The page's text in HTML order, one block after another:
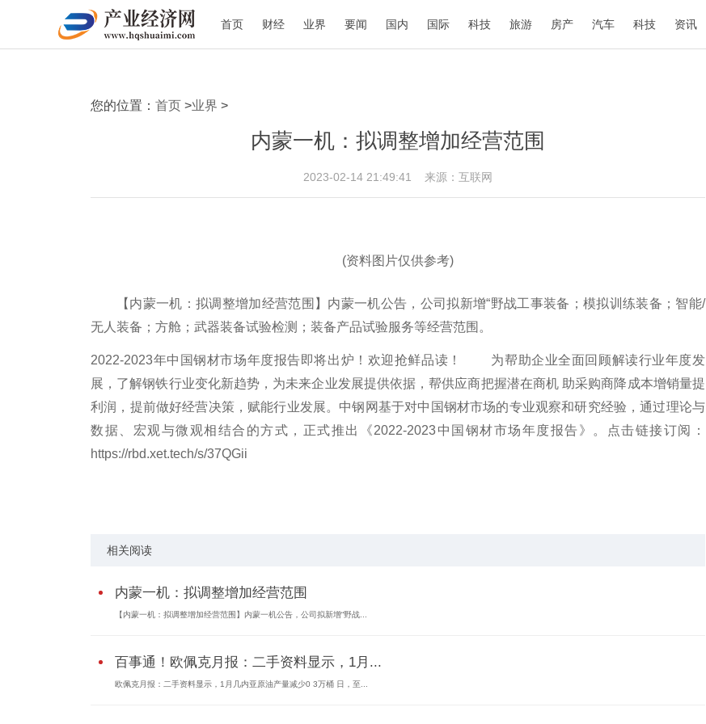
首页 财经 业界 要闻 国内 国际 科技 旅游 房产 汽车 科技 资讯
您的位置： 首页 >业界 >
内蒙一机：拟调整增加经营范围
2023-02-14 21:49:41 来源：互联网
(资料图片仅供参考)
【内蒙一机：拟调整增加经营范围】内蒙一机公告，公司拟新增“野战工事装备；模拟训练装备；智能/
无人装备；方舱；武器装备试验检测；装备产品试验服务等经营范围。
2022-2023年中国钢材市场年度报告即将出炉！欢迎抢鲜品读！ 为帮助企业全面回顾解读行业年度发
展，了解钢铁行业变化新趋势，为未来企业发展提供依据，帮供应商把握潜在商机 助采购商降成本增销量提
利润，提前做好经营决策，赋能行业发展。中钢网基于对中国钢材市场的专业观察和研究经验，通过理论与
数据、宏观与微观相结合的方式，正式推出《2022-2023中国钢材市场年度报告》。点击链接订阅：
https://rbd.xet.tech/s/37QGii
相关阅读
内蒙一机：拟调整增加经营范围
【内蒙一机：拟调整增加经营范围】内蒙一机公告，公司拟新增“野战...
百事通！欧佩克月报：二手资料显示，1月...
欧佩克月报：二手资料显示，1月几内亚原油产量减少0 3万桶 日，至...